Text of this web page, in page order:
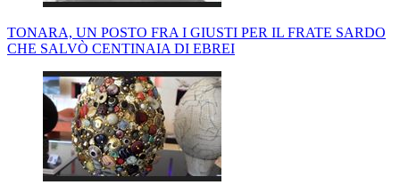
TONARA, UN POSTO FRA I GIUSTI PER IL FRATE SARDO
CHE SALVÒ CENTINAIA DI EBREI